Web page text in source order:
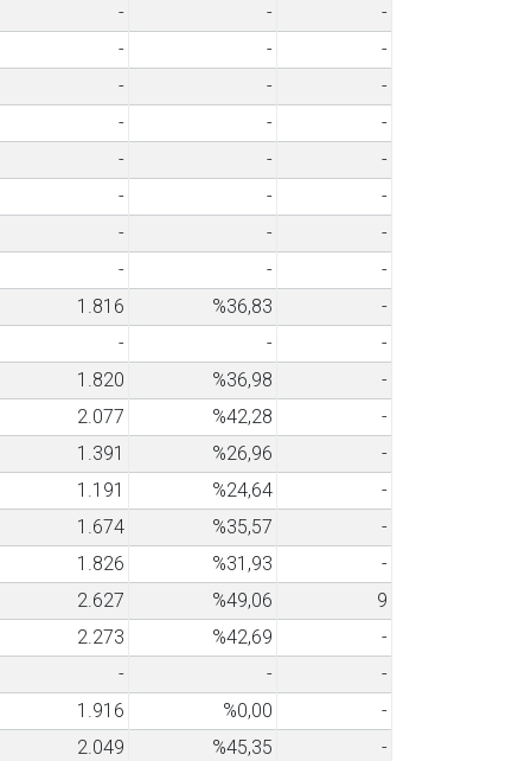
- -
-
- -
-
- -
-
- -
-
- -
-
- -
-
- -
-
- -
-
1.816 %36,83
-
- -
-
1.820 %36,98
-
2.077 %42,28
-
1.391 %26,96
-
1.191 %24,64
-
1.674 %35,57
-
1.826 %31,93
-
2.627 %49,06
9
2.273 %42,69
-
- -
-
1.916 %0,00
-
2.049 %45,35
-